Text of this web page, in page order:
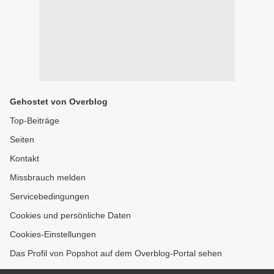
Gehostet von Overblog
Top-Beiträge
Seiten
Kontakt
Missbrauch melden
Servicebedingungen
Cookies und persönliche Daten
Cookies-Einstellungen
Das Profil von Popshot auf dem Overblog-Portal sehen